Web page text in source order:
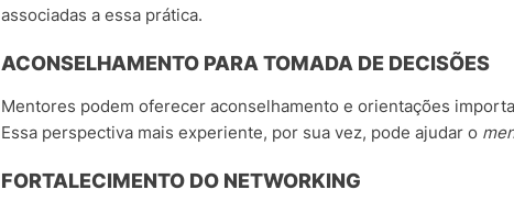
associadas a essa prática.
ACONSELHAMENTO PARA TOMADA DE DECISÕES
Mentores podem oferecer aconselhamento e orientações
Essa perspectiva mais experiente, por sua vez, pode ajudar o
FORTALECIMENTO DO NETWORKING